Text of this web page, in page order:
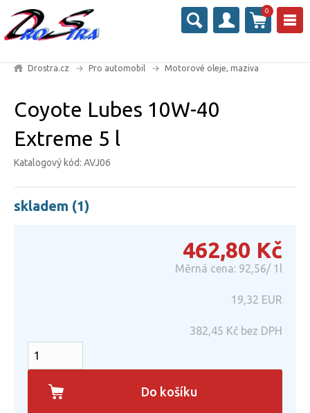
0
Drostra.cz Pro automobil Motorové oleje, maziva
Coyote Lubes 10W-40
Extreme 5 l
Katalogový kód: AVJ06
skladem (1)
462,80 Kč
Měrná cena: 92,56/ 1l
19,32 EUR
382,45 Kč bez DPH
Do košíku